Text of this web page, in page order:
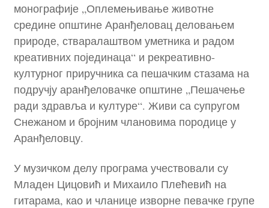
монографије „Оплемењивање животне
средине општине Аранђеловац деловањем
природе, стваралаштвом уметника и радом
креативних појединаца“ и рекреативно-
културног приручника са пешачким стазама на
подручју аранђеловачке општине „Пешачење
ради здравља и културе“. Живи са супругом
Снежаном и бројним члановима породице у
Аранђеловцу.
У музичком делу програма учествовали су
Младен Цицовић и Михаило Плећевић на
гитарама, као и чланице изворне певачке групе